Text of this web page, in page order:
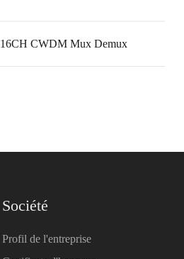
16CH CWDM Mux Demux
Société
Profil de l'entreprise